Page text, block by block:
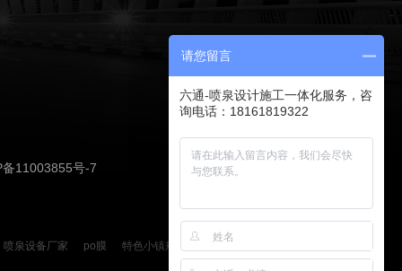
备11003855号-7
喷泉设备厂家 po膜 特色小镇规划设计
请您留言
六通-喷泉设计施工一体化服务，咨
询电话：18161819322